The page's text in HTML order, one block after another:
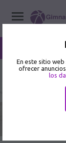
En este sitio
ofrecer
los
Centros de
Mejor